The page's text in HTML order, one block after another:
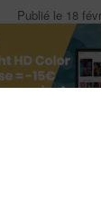
Publié le 18